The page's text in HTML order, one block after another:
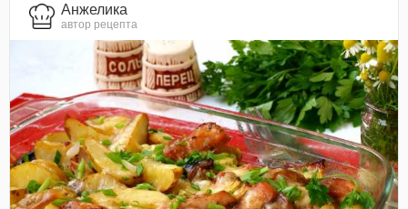
Анжелика
автор рецепта